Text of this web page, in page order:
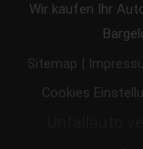
Wir kaufen Ihr
Sitemap |
Cookies